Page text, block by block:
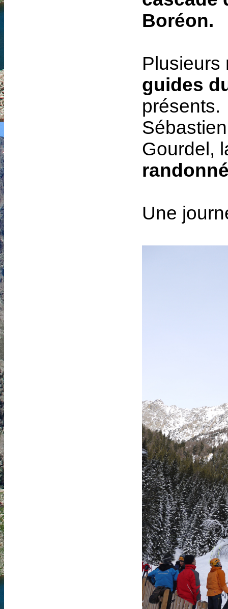
Boréon.
Plusieurs
guides
présents.
Gourdel,
Une